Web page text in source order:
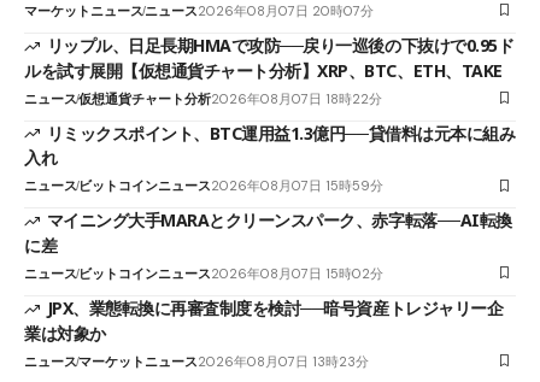
マーケットニュースニュース2026年08月07日 20時07分
リップル、日足長期HMAで攻防──戻り一巡後の下抜けで0.95ド
ルを試す展開【仮想通貨チャート分析】XRP、BTC、ETH、TAKE
ニュース仮想通貨チャート分析2026年08月07日 18時22分
リミックスポイント、BTC運用益1.3億円──貸借料は元本に組み
入れ
ニュースビットコインニュース2026年08月07日 15時59分
マイニング大手MARAとクリーンスパーク、赤字転落──AI転換
に差
ニュースビットコインニュース2026年08月07日 15時02分
JPX、業態転換に再審査制度を検討──暗号資産トレジャリー企
業は対象か
ニュースマーケットニュース2026年08月07日 13時23分